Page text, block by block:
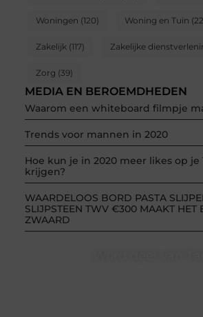
Woningen (120) Woning en Tuin
Zakelijk (117) Zakelijke
Zorg (39)
MEDIA EN BEROEMDHEDEN
Waarom een whiteboard filmpje
Trends voor mannen in 2020
Hoe kun je in 2020 meer likes op je
krijgen?
WAARDELOOS BORD PASTA
SLIJPSTEEN TWV €300 MAAKT HET
ZWAARD